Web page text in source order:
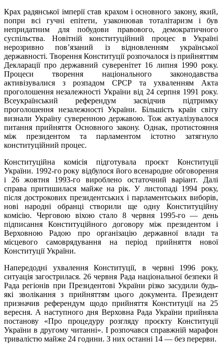
Крах радянської імперії став крахом і основного закону, який,
попри всі гучні епітети, узаконював тоталітаризм і був
непридатним для побудови правового, демократичного
суспільства. Новітній конституційний процес в Україні
нерозривно пов’язаний із відновленням української
державності. Творення Конституції розпочалося із прийняттям
Декларації про державний суверенітет 16 липня 1990 року.
Процеси творення національного законодавства
активізувалися з розпадом СРСР та ухваленням Акта
проголошення незалежності України від 24 серпня 1991 року.
Всеукраїнський референдум засвідчив підтримку
проголошення незалежності України. Більшість країн світу
визнали Україну суверенною державою. Тож актуалізувалося
питання прийняття Основного закону. Однак, протистояння
між президентом та парламентом істотно затягнуло
конституційний процес.
Конституційна комісія підготувала проєкт Конституції
України. 1992-го року відбулося його всенародне обговорення
і 26 жовтня 1993-го вироблено остаточний варіант. Далі
справа притишилася майже на рік. У листопаді 1994 року,
після дострокових президентських і парламентських виборів,
нові народні обранці створили ще одну Конституційну
комісію. Черговою віхою стало 8 червня 1995-го — день
підписання Конституційного договору між президентом і
Верховною Радою про організацію державної влади та
місцевого самоврядування на період прийняття нової
Конституції України.
Напередодні ухвалення Конституції, в червні 1996 року,
ситуація загострилася. 26 червня Рада національної безпеки й
Рада регіонів при Президентові України різко засудили будь-
які зволікання з прийняттям цього документа. Президент
призначив референдум щодо прийняття Конституції на 25
вересня. А наступного дня Верховна Рада України прийняла
постанову «Про процедуру розгляду проєкту Конституції
України в другому читанні». І розпочався справжній марафон
тривалістю майже 24 години. З них останні 14 — без перерви.